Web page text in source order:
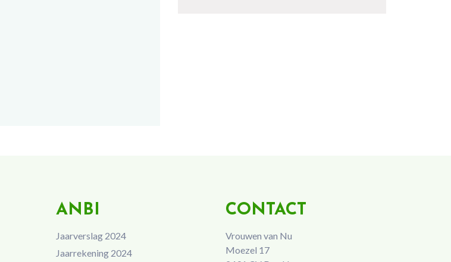
ANBI
Jaarverslag 2024
Jaarrekening 2024
CONTACT
Vrouwen van Nu
Moezel 17